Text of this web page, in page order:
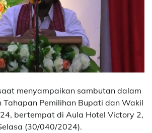
menyampaikan sambutan dalam
Tahapan Pemilihan Bupati dan Wakil
bertempat di Aula Hotel Victory 2,
(30/040/2024).